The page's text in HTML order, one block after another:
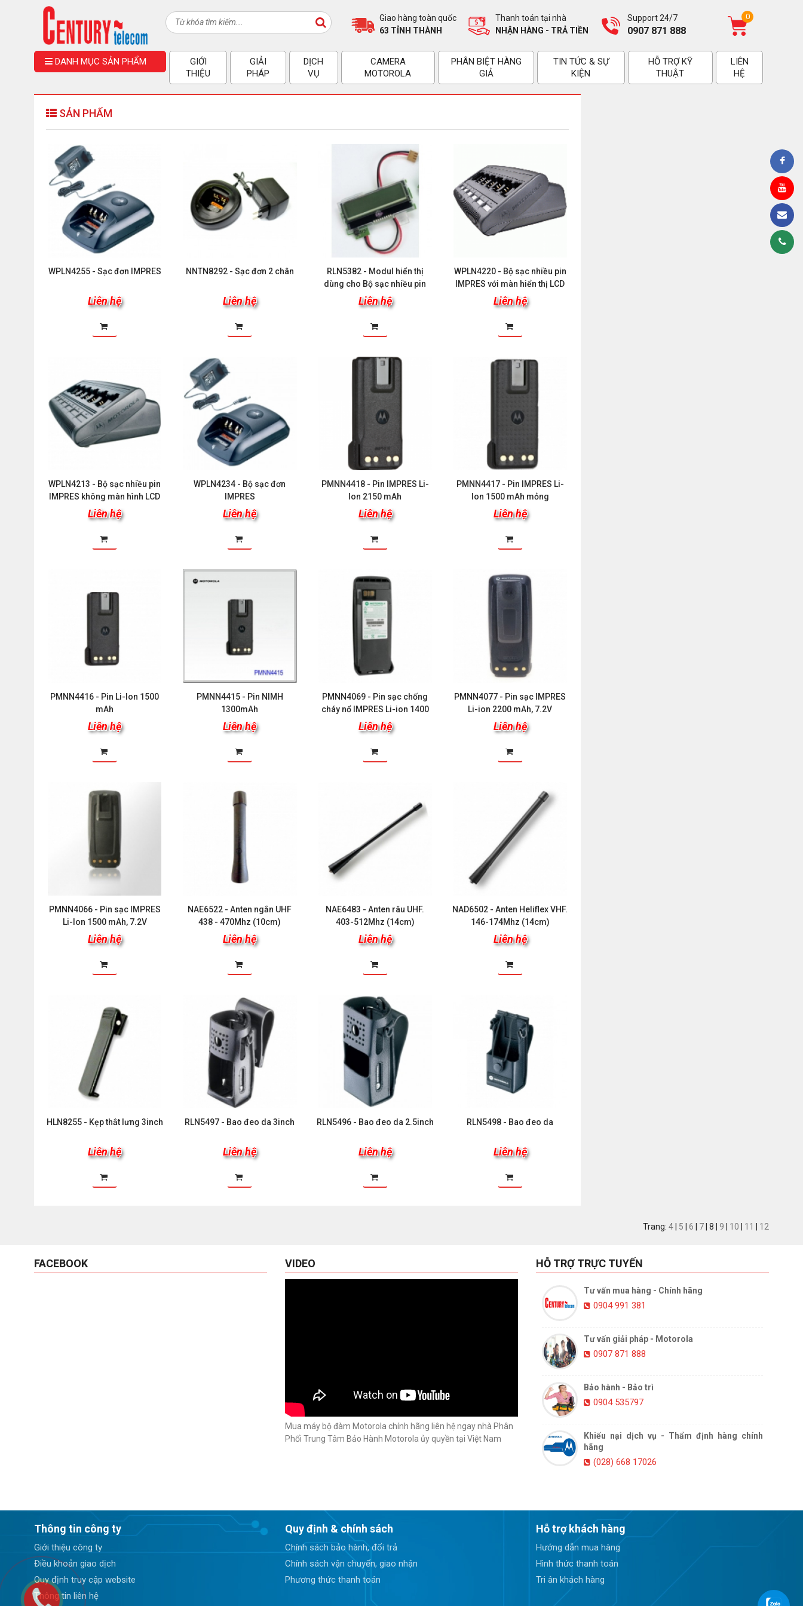
Giao hàng toàn quốc
63 TỈNH THÀNH
Thanh toán tại nhà
NHẬN HÀNG - TRẢ TIỀN
Support 24/7
0907 871 888
0
DANH MỤC SẢN PHẨM
GIỚI
THIỆU
GIẢI
PHÁP
DỊCH
VỤ
CAMERA
MOTOROLA
PHÂN BIỆT HÀNG
GIẢ
TIN TỨC & SỰ
KIỆN
HỖ TRỢ KỸ
THUẬT
LIÊN
HỆ
SẢN PHẨM
WPLN4255 - Sạc đơn IMPRES
Liên hệ
NNTN8292 - Sạc đơn 2 chân
Liên hệ
RLN5382 - Modul hiển thị
dùng cho Bộ sạc nhiều pin
IMPRES
Liên hệ
WPLN4220 - Bộ sạc nhiều pin
IMPRES với màn hiển thị LCD
Liên hệ
WPLN4213 - Bộ sạc nhiều pin
IMPRES không màn hình LCD
Liên hệ
WPLN4234 - Bộ sạc đơn
IMPRES
Liên hệ
PMNN4418 - Pin IMPRES Li-
Ion 2150 mAh
Liên hệ
PMNN4417 - Pin IMPRES Li-
Ion 1500 mAh mỏng
Liên hệ
PMNN4416 - Pin Li-Ion 1500
mAh
Liên hệ
PMNN4415 - Pin NIMH
1300mAh
Liên hệ
PMNN4069 - Pin sạc chống
cháy nổ IMPRES Li-ion 1400
mAh, 7.2V
Liên hệ
PMNN4077 - Pin sạc IMPRES
Li-ion 2200 mAh, 7.2V
Liên hệ
PMNN4066 - Pin sạc IMPRES
Li-Ion 1500 mAh, 7.2V
Liên hệ
NAE6522 - Anten ngắn UHF
438 - 470Mhz (10cm)
Liên hệ
NAE6483 - Anten râu UHF.
403-512Mhz (14cm)
Liên hệ
NAD6502 - Anten Heliflex VHF.
146-174Mhz (14cm)
Liên hệ
HLN8255 - Kẹp thắt lưng 3inch
Liên hệ
RLN5497 - Bao đeo da 3inch
Liên hệ
RLN5496 - Bao đeo da 2.5inch
Liên hệ
RLN5498 - Bao đeo da
Liên hệ
Trang: 4 5 6 7 8 9 10 11 12
FACEBOOK VIDEO
Mua máy bộ đàm Motorola chính hãng liên hệ ngay nhà Phân
Phối Trung Tâm Bảo Hành Motorola ủy quyền tại Việt Nam
HỖ TRỢ TRỰC TUYẾN
Tư vấn mua hàng - Chính hãng
0904 991 381
Tư vấn giải pháp - Motorola
0907 871 888
Bảo hành - Bảo trì
0904 535797
Khiếu nại dịch vụ - Thẩm định hàng chính
hãng
(028) 668 17026
Thông tin công ty
Giới thiệu công ty
Điều khoản giao dịch
Quy định truy cập website
Thông tin liên hệ
Quy định & chính sách
Chính sách bảo hành, đổi trả
Chính sách vận chuyển, giao nhận
Phương thức thanh toán
Hỗ trợ khách hàng
Hướng dẫn mua hàng
Hình thức thanh toán
Tri ân khách hàng